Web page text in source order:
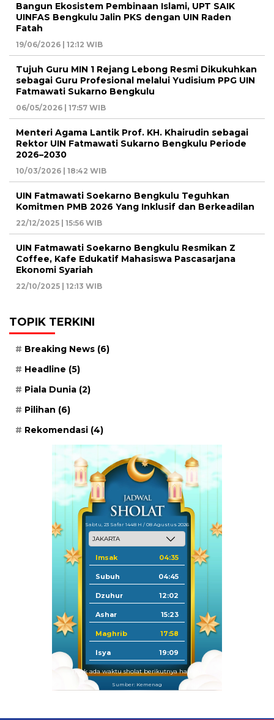
Bangun Ekosistem Pembinaan Islami, UPT SAIK
UINFAS Bengkulu Jalin PKS dengan UIN Raden
Fatah
19/06/2026 | 12:12 WIB
Tujuh Guru MIN 1 Rejang Lebong Resmi Dikukuhkan
sebagai Guru Profesional melalui Yudisium PPG UIN
Fatmawati Sukarno Bengkulu
06/05/2026 | 17:57 WIB
Menteri Agama Lantik Prof. KH. Khairudin sebagai
Rektor UIN Fatmawati Sukarno Bengkulu Periode
2026–2030
10/03/2026 | 18:42 WIB
UIN Fatmawati Soekarno Bengkulu Teguhkan
Komitmen PMB 2026 Yang Inklusif dan Berkeadilan
22/12/2025 | 15:56 WIB
UIN Fatmawati Soekarno Bengkulu Resmikan Z
Coffee, Kafe Edukatif Mahasiswa Pascasarjana
Ekonomi Syariah
22/10/2025 | 12:13 WIB
TOPIK TERKINI
Breaking News (6)
Headline (5)
Piala Dunia (2)
Pilihan (6)
Rekomendasi (4)
Sabtu, 23 Safar 1448 H / 08 Agustus 2026
Imsak 04:35
Subuh 04:45
Dzuhur 12:02
Ashar 15:23
Maghrib 17:58
Isya 19:09
Tidak ada waktu sholat berikutnya hari ini.
Sumber: Kemenag